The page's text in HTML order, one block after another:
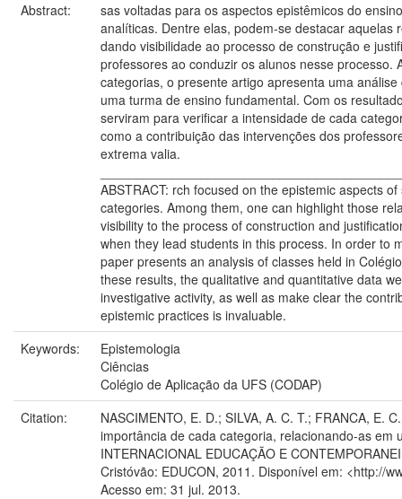
Abstract:
sas voltadas para os aspectos epistêmicos do
analíticas. Dentre elas, podem-se destacar
dando visibilidade ao processo de construção e
professores ao conduzir os alunos nesse
categorias, o presente artigo apresenta uma
uma turma de ensino fundamental. Com os
serviram para verificar a intensidade de cada
como a contribuição das intervenções dos
extrema valia.
ABSTRACT: rch focused on the epistemic aspects
categories. Among them, one can highlight those
visibility to the process of construction and
when they lead students in this process. In order to
paper presents an analysis of classes held in
these results, the qualitative and quantitative data
investigative activity, as well as make clear the
epistemic practices is invaluable.
Keywords:
Epistemologia
Ciências
Colégio de Aplicação da UFS (CODAP)
Citation:
NASCIMENTO, E. D.; SILVA, A. C. T.; FRANCA, E.
importância de cada categoria, relacionando-as em
INTERNACIONAL EDUCAÇÃO E
Cristóvão: EDUCON, 2011. Disponível em: <http://
Acesso em: 31 jul. 2013.